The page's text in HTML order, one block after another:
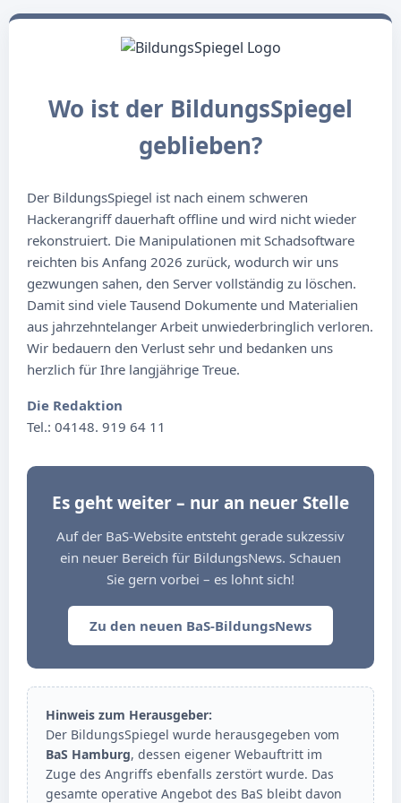
Wo ist der BildungsSpiegel
geblieben?
Der BildungsSpiegel ist nach einem schweren
Hackerangriff dauerhaft offline und wird nicht wieder
rekonstruiert. Die Manipulationen mit Schadsoftware
reichten bis Anfang 2026 zurück, wodurch wir uns
gezwungen sahen, den Server vollständig zu löschen.
Damit sind viele Tausend Dokumente und Materialien
aus jahrzehntelanger Arbeit unwiederbringlich verloren.
Wir bedauern den Verlust sehr und bedanken uns
herzlich für Ihre langjährige Treue.
Die Redaktion
Tel.: 04148. 919 64 11
Es geht weiter – nur an neuer Stelle
Auf der BaS-Website entsteht gerade sukzessiv
ein neuer Bereich für BildungsNews. Schauen
Sie gern vorbei – es lohnt sich!
Zu den neuen BaS-BildungsNews
Hinweis zum Herausgeber:
Der BildungsSpiegel wurde herausgegeben vom
BaS Hamburg, dessen eigener Webauftritt im
Zuge des Angriffs ebenfalls zerstört wurde. Das
gesamte operative Angebot des BaS bleibt davon